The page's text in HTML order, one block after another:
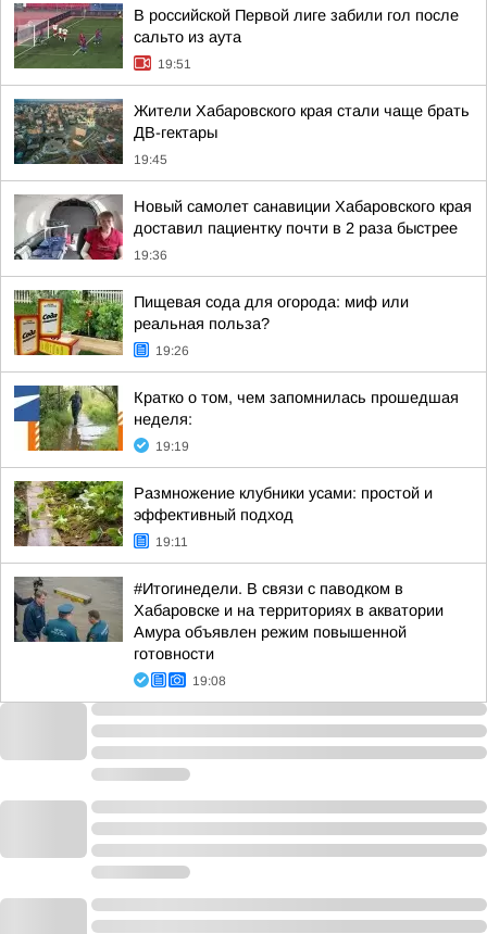
В российской Первой лиге забили гол после
сальто из аута
19:51
Жители Хабаровского края стали чаще брать
ДВ-гектары
19:45
Новый самолет санавиции Хабаровского края
доставил пациентку почти в 2 раза быстрее
19:36
Пищевая сода для огорода: миф или
реальная польза?
19:26
Кратко о том, чем запомнилась прошедшая
неделя:
19:19
Размножение клубники усами: простой и
эффективный подход
19:11
#Итогинедели. В связи с паводком в
Хабаровске и на территориях в акватории
Амура объявлен режим повышенной
готовности
19:08